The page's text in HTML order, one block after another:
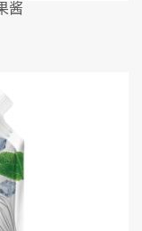
酱